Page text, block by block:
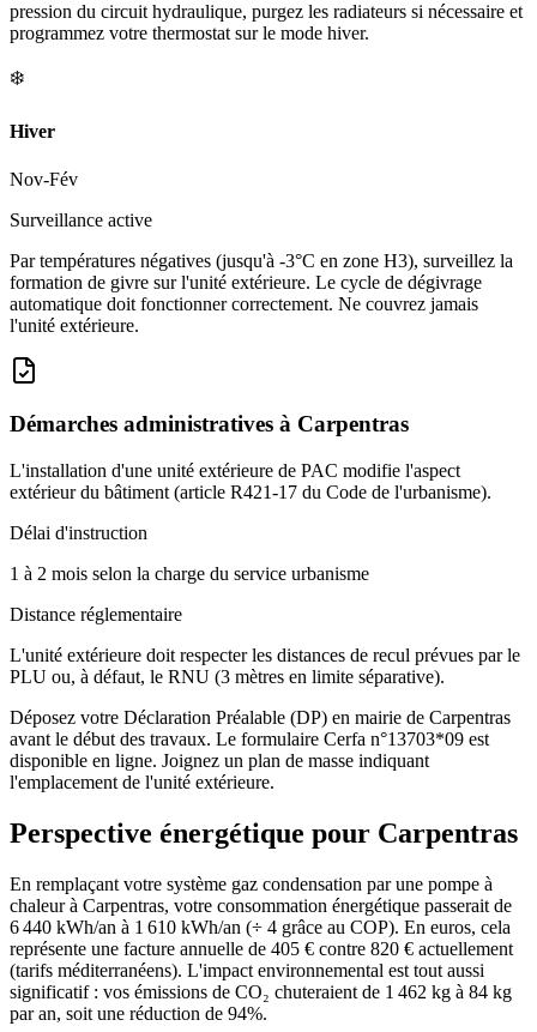
pression du circuit hydraulique, purgez les radiateurs si nécessaire et
programmez votre thermostat sur le mode hiver.
❄️
Hiver
Nov-Fév
Surveillance active
Par températures négatives (jusqu'à -3°C en zone H3), surveillez la
formation de givre sur l'unité extérieure. Le cycle de dégivrage
automatique doit fonctionner correctement. Ne couvrez jamais
l'unité extérieure.
Démarches administratives à Carpentras
L'installation d'une unité extérieure de PAC modifie l'aspect
extérieur du bâtiment (article R421-17 du Code de l'urbanisme).
Délai d'instruction
1 à 2 mois selon la charge du service urbanisme
Distance réglementaire
L'unité extérieure doit respecter les distances de recul prévues par le
PLU ou, à défaut, le RNU (3 mètres en limite séparative).
Déposez votre Déclaration Préalable (DP) en mairie de Carpentras
avant le début des travaux. Le formulaire Cerfa n°13703*09 est
disponible en ligne. Joignez un plan de masse indiquant
l'emplacement de l'unité extérieure.
Perspective énergétique pour Carpentras
En remplaçant votre système gaz condensation par une pompe à
chaleur à Carpentras, votre consommation énergétique passerait de
6 440 kWh/an à 1 610 kWh/an (÷ 4 grâce au COP). En euros, cela
représente une facture annuelle de 405 € contre 820 € actuellement
(tarifs méditerranéens). L'impact environnemental est tout aussi
significatif : vos émissions de CO₂ chuteraient de 1 462 kg à 84 kg
par an, soit une réduction de 94%.